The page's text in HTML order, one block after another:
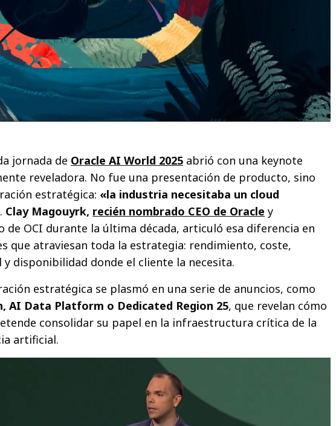
jornada de Oracle AI World 2025 abrió con una keynote
reveladora. No fue una presentación de producto, sino
estratégica: «la industria necesitaba un cloud
. Clay Magouyrk, recién nombrado CEO de Oracle y
de OCI durante la última década, articuló esa diferencia en
que atraviesan toda la estrategia: rendimiento, coste,
y disponibilidad donde el cliente la necesita.
estratégica se plasmó en una serie de anuncios, como
AI Data Platform o Dedicated Region 25, que revelan cómo
consolidar su papel en la infraestructura crítica de la
artificial.